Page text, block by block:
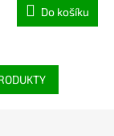
Do košíku